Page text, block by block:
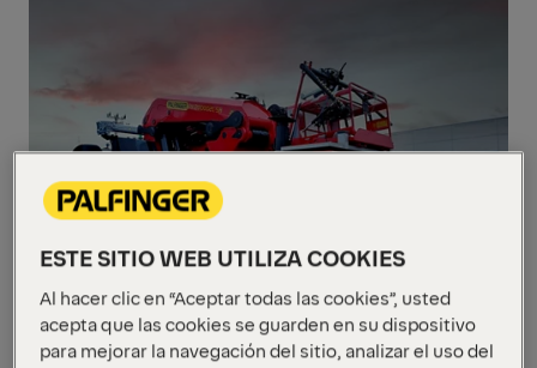
ESTE SITIO WEB UTILIZA COOKIES
Al hacer clic en “Aceptar todas las cookies”, usted
acepta que las cookies se guarden en su dispositivo
para mejorar la navegación del sitio, analizar el uso del